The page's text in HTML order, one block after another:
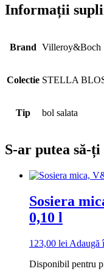
Informații
Brand Villeroy&Boch
Colectie STELLA
Tip bol salata
S-ar putea să-
Sosiera
0,10 l
123,00 lei Adaugă
Disponibil pentru